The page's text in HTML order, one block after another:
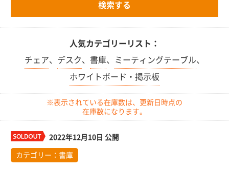
人気カテゴリーリスト：
チェア、 デスク、 書庫、 ミーティングテーブル、
ホワイトボード・掲示板
※表示されている在庫数は、更新日時点の
在庫数になります。
2022年12月10日 公開
カテゴリー： 書庫